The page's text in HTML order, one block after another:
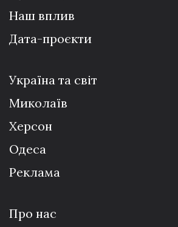
Наш вплив
Дата-проєкти
Україна та світ
Миколаїв
Херсон
Одеса
Реклама
Про нас